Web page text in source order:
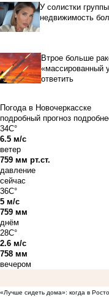
У солистки
недвижимость
Втрое больше
«массированный
ответить
Погода в Новочеркасске
подробный прогноз
34C°
6.5 м/с
ветер
759 мм рт.ст.
давление
сейчас
36C°
5 м/с
759 мм
днём
28C°
2.6 м/с
758 мм
вечером
«Лучше сидеть дома»: когда в